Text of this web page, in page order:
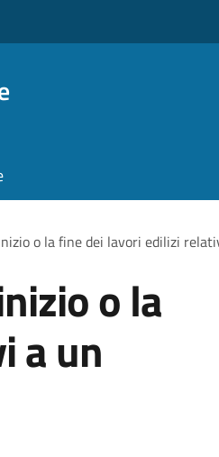
o la fine dei lavori edilizi
o la
a un